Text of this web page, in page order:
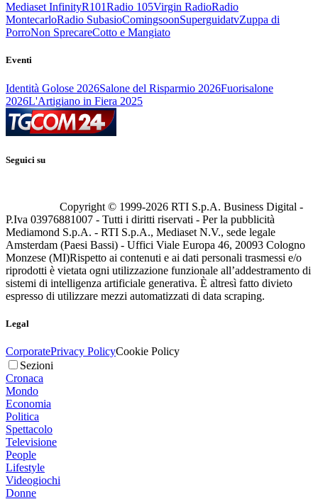
Mediaset InfinityR101Radio 105Virgin RadioRadio
MontecarloRadio SubasioComingsoonSuperguidatvZuppa di
PorroNon SprecareCotto e Mangiato
Eventi
Identità Golose 2026Salone del Risparmio 2026Fuorisalone
2026L'Artigiano in Fiera 2025
Seguici su
Copyright © 1999-2026 RTI S.p.A. Business Digital -
P.Iva 03976881007 - Tutti i diritti riservati - Per la pubblicità
Mediamond S.p.A. - RTI S.p.A., Mediaset N.V., sede legale
Amsterdam (Paesi Bassi) - Uffici Viale Europa 46, 20093 Cologno
Monzese (MI)Rispetto ai contenuti e ai dati personali trasmessi e/o
riprodotti è vietata ogni utilizzazione funzionale all’addestramento di
sistemi di intelligenza artificiale generativa. È altresì fatto divieto
espresso di utilizzare mezzi automatizzati di data scraping.
Legal
CorporatePrivacy PolicyCookie Policy
Sezioni
Cronaca
Mondo
Economia
Politica
Spettacolo
Televisione
People
Lifestyle
Videogiochi
Donne